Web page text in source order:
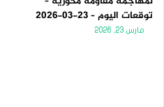
توقعات اليوم – 23-03-2026
مارس 23, 2026